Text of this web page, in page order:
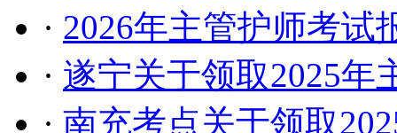
· 2026年主管护师考试
· 遂宁关于领取2025年
· 南充考点关于领取